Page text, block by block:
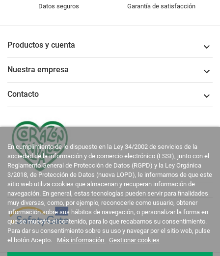
Datos seguros Garantía de satisfacción
Productos y cuenta 
Nuestra empresa 
Contacto 
En cumplimiento de lo dispuesto en la Ley 34/2002 de servicios de la
sociedad de la información y de comercio electrónico (LSSI), junto con el
Reglamento General de Protección de Datos (RGPD) y la Ley Orgánica
3/2018, de Protección de Datos (nueva LOPD), le informamos de que este
sitio web utiliza cookies que almacenan y recuperan información de
navegación. En general, estas tecnologías pueden servir para finalidades
muy diversas, como, por ejemplo, reconocerle como usuario, obtener
información sobre sus hábitos de navegación, o personalizar la forma en
que se muestra el contenido, para lo que recabamos su consentimiento.
Para dar su consentimiento sobre su uso y navegar por el sitio web, pulse
el botón Acepto.
Más información Gestionar cookies